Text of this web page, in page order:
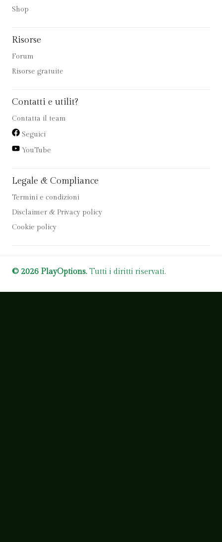
Shop
Risorse
Forum
Risorse gratuite
Contatti e utilit?
Contatta il team
Seguici
YouTube
Legale & Compliance
Termini e condizioni
Disclaimer & Privacy policy
Cookie policy
© 2026 PlayOptions. Tutti i diritti riservati.